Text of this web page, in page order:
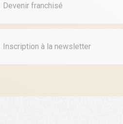
Devenir franchisé
Inscription à la newsletter